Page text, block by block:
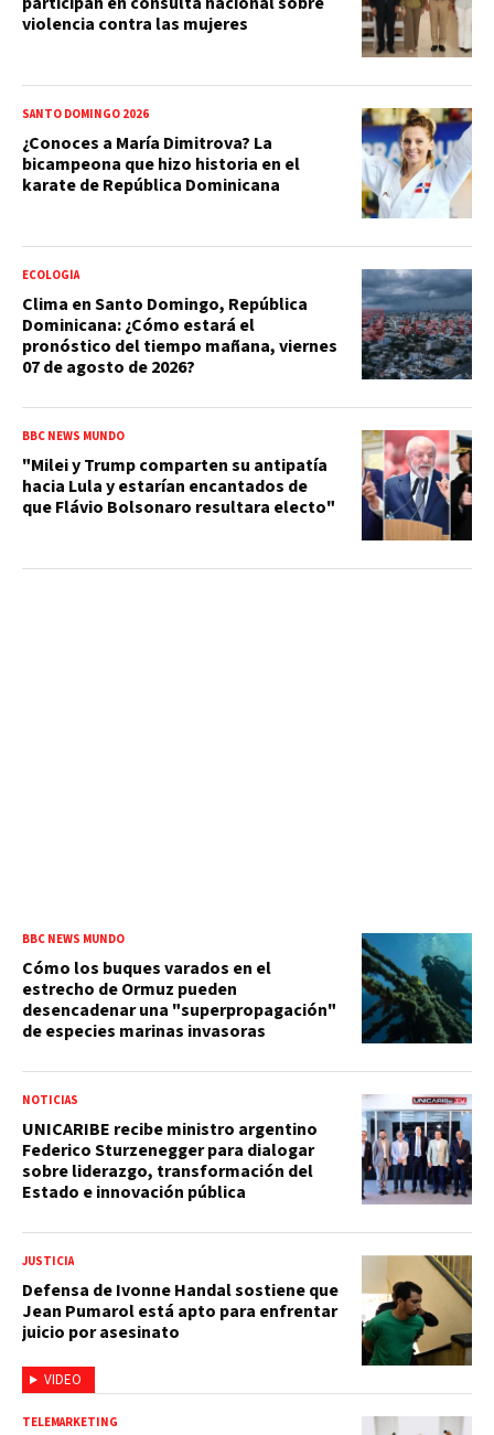
violencia contra las mujeres
SANTO DOMINGO 2026
¿Conoces a María Dimitrova? La
bicampeona que hizo historia en el
karate de República Dominicana
ECOLOGÍA
Clima en Santo Domingo, República
Dominicana: ¿Cómo estará el
pronóstico del tiempo mañana, viernes
07 de agosto de 2026?
BBC NEWS MUNDO
"Milei y Trump comparten su antipatía
hacia Lula y estarían encantados de
que Flávio Bolsonaro resultara electo"
BBC NEWS MUNDO
Cómo los buques varados en el
estrecho de Ormuz pueden
desencadenar una "superpropagación"
de especies marinas invasoras
NOTICIAS
UNICARIBE recibe ministro argentino
Federico Sturzenegger para dialogar
sobre liderazgo, transformación del
Estado e innovación pública
VIDEO
JUSTICIA
Defensa de Ivonne Handal sostiene que
Jean Pumarol está apto para enfrentar
juicio por asesinato
TELEMARKETING